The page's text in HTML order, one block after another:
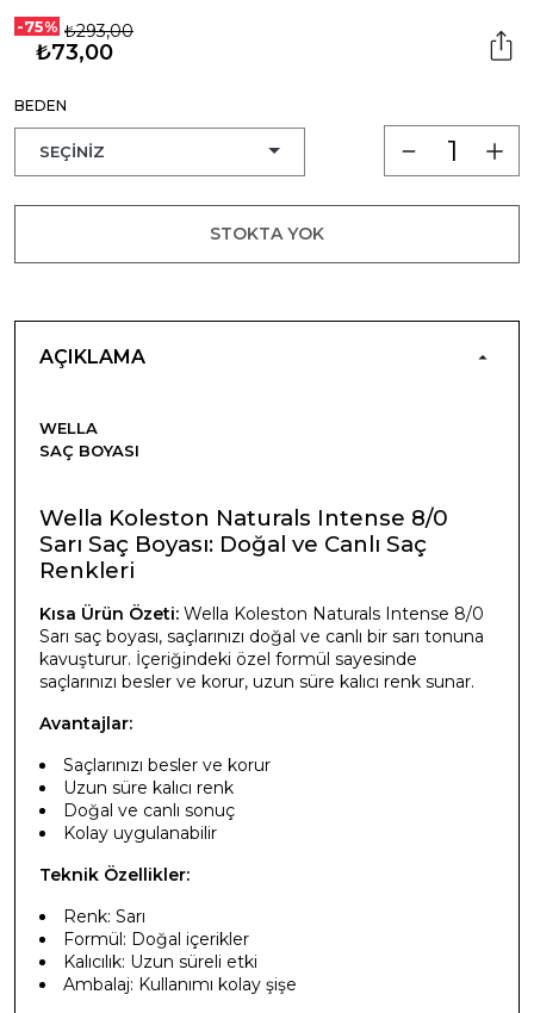
-75% ₺293,00
₺73,00
BEDEN
STOKTA YOK
AÇIKLAMA
WELLA
SAÇ BOYASI
Wella Koleston Naturals Intense 8/0
Sarı Saç Boyası: Doğal ve Canlı Saç
Renkleri
Kısa Ürün Özeti: Wella Koleston Naturals Intense 8/0
Sarı saç boyası, saçlarınızı doğal ve canlı bir sarı tonuna
kavuşturur. İçeriğindeki özel formül sayesinde
saçlarınızı besler ve korur, uzun süre kalıcı renk sunar.
Avantajlar:
Saçlarınızı besler ve korur
Uzun süre kalıcı renk
Doğal ve canlı sonuç
Kolay uygulanabilir
Teknik Özellikler:
Renk: Sarı
Formül: Doğal içerikler
Kalıcılık: Uzun süreli etki
Ambalaj: Kullanımı kolay şişe